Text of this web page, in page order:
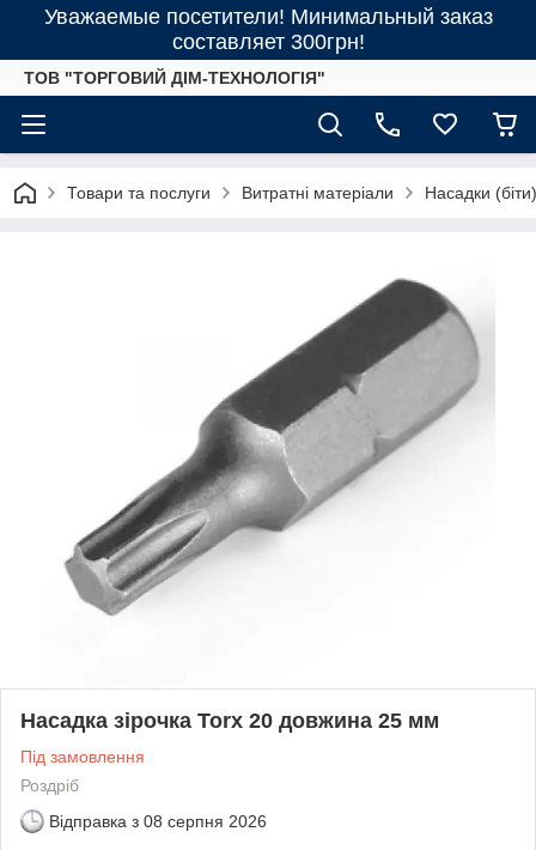
Уважаемые посетители! Минимальный заказ
составляет 300грн!
ТОВ "ТОРГОВИЙ ДІМ-ТЕХНОЛОГІЯ"
Товари та послуги Витратні матеріали Насадки
Насадка зірочка Torx 20 довжина 25 мм
Під замовлення
Роздріб
Відправка з 08 серпня 2026